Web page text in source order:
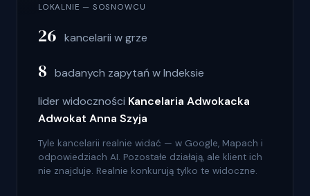
LOKALNIE — SOSNOWCU
26 kancelarii w grze
8 badanych zapytań w Indeksie
lider widoczności Kancelaria Adwokacka
Adwokat Anna Szyja
Tyle kancelarii realnie widać — w Google, Mapach i
odpowiedziach AI. Pozostałe działają, ale klient ich
nie znajduje. Realnie konkurują tylko te widoczne.